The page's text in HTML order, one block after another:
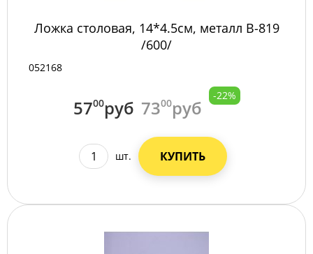
Ложка столовая, 14*4.5см, металл B-819
/600/
052168
5700руб 7300руб
-22%
шт. КУПИТЬ